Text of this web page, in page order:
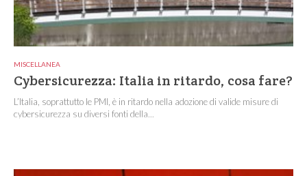
MISCELLANEA
Cybersicurezza: Italia in ritardo, cosa fare?
L’Italia, soprattutto le PMI, è in ritardo nella adozione di valide misure di
cybersicurezza su diversi fonti della...